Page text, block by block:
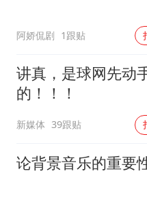
恩
阿娇侃剧 1跟贴
讲真，是球网先动
的！！！
新媒体 39跟贴
论背景音乐的重要